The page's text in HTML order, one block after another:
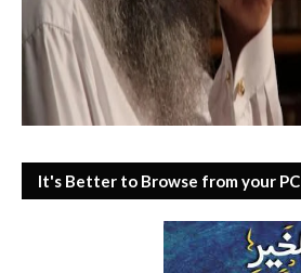
It's Better to Browse from your PC